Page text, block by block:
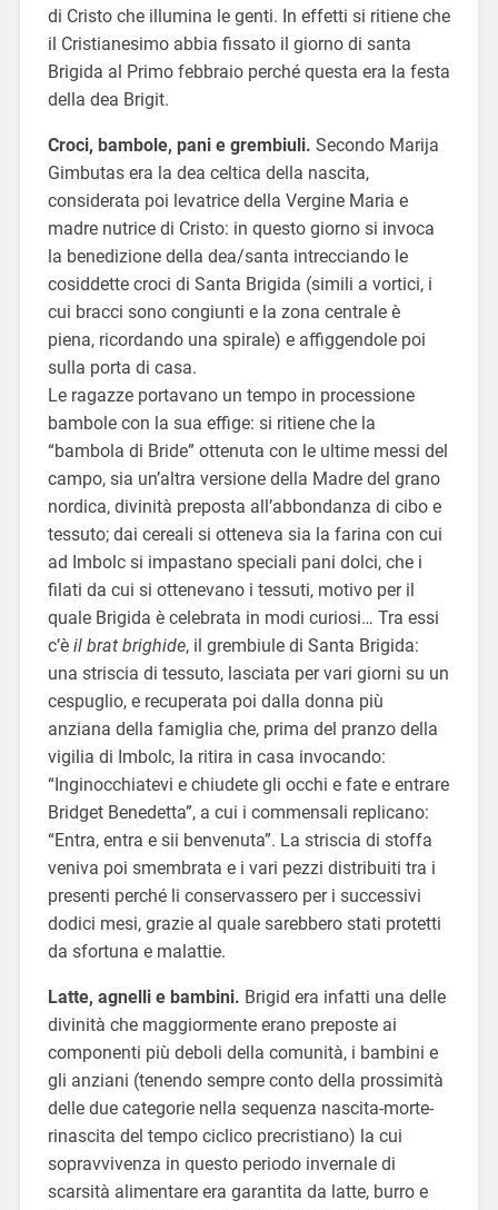
di Cristo che illumina le genti. In effetti si ritiene che
il Cristianesimo abbia fissato il giorno di santa
Brigida al Primo febbraio perché questa era la festa
della dea Brigit.
Croci, bambole, pani e grembiuli. Secondo Marija
Gimbutas era la dea celtica della nascita,
considerata poi levatrice della Vergine Maria e
madre nutrice di Cristo: in questo giorno si invoca
la benedizione della dea/santa intrecciando le
cosiddette croci di Santa Brigida (simili a vortici, i
cui bracci sono congiunti e la zona centrale è
piena, ricordando una spirale) e affiggendole poi
sulla porta di casa.
Le ragazze portavano un tempo in processione
bambole con la sua effige: si ritiene che la
“bambola di Bride” ottenuta con le ultime messi del
campo, sia un’altra versione della Madre del grano
nordica, divinità preposta all’abbondanza di cibo e
tessuto; dai cereali si otteneva sia la farina con cui
ad Imbolc si impastano speciali pani dolci, che i
filati da cui si ottenevano i tessuti, motivo per il
quale Brigida è celebrata in modi curiosi… Tra essi
c’è il brat brighide, il grembiule di Santa Brigida:
una striscia di tessuto, lasciata per vari giorni su un
cespuglio, e recuperata poi dalla donna più
anziana della famiglia che, prima del pranzo della
vigilia di Imbolc, la ritira in casa invocando:
“Inginocchiatevi e chiudete gli occhi e fate e entrare
Bridget Benedetta”, a cui i commensali replicano:
“Entra, entra e sii benvenuta”. La striscia di stoffa
veniva poi smembrata e i vari pezzi distribuiti tra i
presenti perché li conservassero per i successivi
dodici mesi, grazie al quale sarebbero stati protetti
da sfortuna e malattie.
Latte, agnelli e bambini. Brigid era infatti una delle
divinità che maggiormente erano preposte ai
componenti più deboli della comunità, i bambini e
gli anziani (tenendo sempre conto della prossimità
delle due categorie nella sequenza nascita-morte-
rinascita del tempo ciclico precristiano) la cui
sopravvivenza in questo periodo invernale di
scarsità alimentare era garantita da latte, burro e